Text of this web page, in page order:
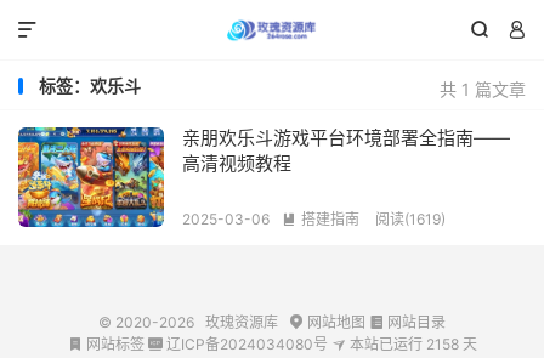
 

共 1 篇文章
标签：欢乐斗
亲朋欢乐斗游戏平台环境部署全指南——
高清视频教程
2025-03-06  搭建指南 阅读(1619)
© 2020-2026 玫瑰资源库  网站地图  网站目录
 网站标签 辽ICP备2024034080号  本站已运行 2158天